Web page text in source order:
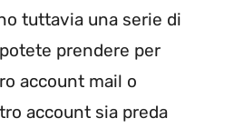
tuttavia una serie di
prendere per
account mail o
account sia preda